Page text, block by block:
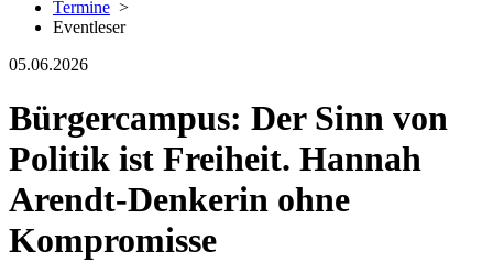
Termine >
Eventleser
05.06.2026
Bürgercampus: Der Sinn von
Politik ist Freiheit. Hannah
Arendt-Denkerin ohne
Kompromisse